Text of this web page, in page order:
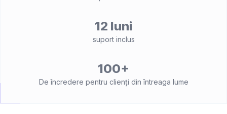
12 luni
suport inclus
100+
De încredere pentru clienți din întreaga lume